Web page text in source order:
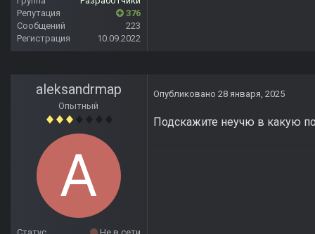
Репутация
376
Сообщений
223
Регистрация
10.09.2022
aleksandrmap
Опытный
Опубликовано 28 января, 2025
Подскажите неучю в какую